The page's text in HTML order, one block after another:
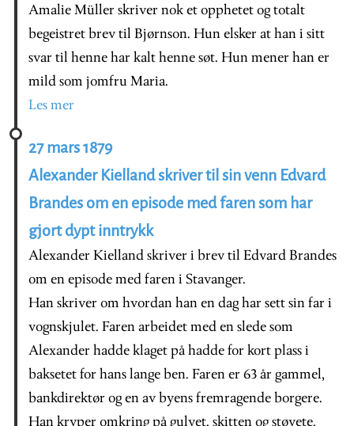
Amalie Müller skriver nok et opphetet og totalt
begeistret brev til Bjørnson. Hun elsker at han i sitt
svar til henne har kalt henne søt. Hun mener han er
mild som jomfru Maria.
Les mer
27 mars 1879
Alexander Kielland skriver til sin venn Edvard
Brandes om en episode med faren som har
gjort dypt inntrykk
Alexander Kielland skriver i brev til Edvard Brandes
om en episode med faren i Stavanger.
Han skriver om hvordan han en dag har sett sin far i
vognskjulet. Faren arbeidet med en slede som
Alexander hadde klaget på hadde for kort plass i
baksetet for hans lange ben. Faren er 63 år gammel,
bankdirektør og en av byens fremragende borgere.
Han kryper omkring på gulvet, skitten og støvete,